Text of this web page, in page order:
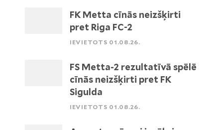
FK Metta cīnās neizšķirti
pret Riga FC-2
IEVIETOTS 01.08.26.
FS Metta-2 rezultatīvā spēlē
cīnās neizšķirti pret FK
Sigulda
IEVIETOTS 01.08.26.